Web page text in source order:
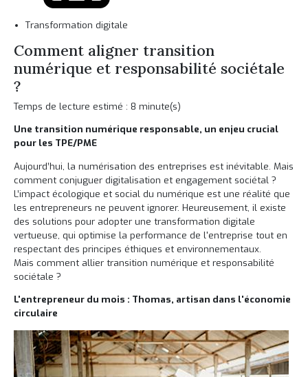
Transformation digitale
Comment aligner transition
numérique et responsabilité sociétale
?
Temps de lecture estimé : 8 minute(s)
Une transition numérique responsable, un enjeu crucial
pour les TPE/PME
Aujourd’hui, la numérisation des entreprises est inévitable. Mais
comment conjuguer digitalisation et engagement sociétal ?
L’impact écologique et social du numérique est une réalité que
les entrepreneurs ne peuvent ignorer. Heureusement, il existe
des solutions pour adopter une transformation digitale
vertueuse, qui optimise la performance de l'entreprise tout en
respectant des principes éthiques et environnementaux.
Mais comment allier transition numérique et responsabilité
sociétale ?
L'entrepreneur du mois : Thomas, artisan dans l'économie
circulaire